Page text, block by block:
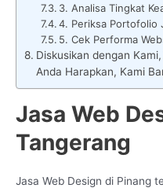
3. Analisa Tingkat
4. Periksa Portofolio
5. Cek Performa
Diskusikan dengan
Anda Harapkan, Kami
Jasa Web
Tangerang
Jasa Web Design di Pinang